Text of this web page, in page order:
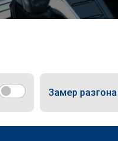
Замер разгона